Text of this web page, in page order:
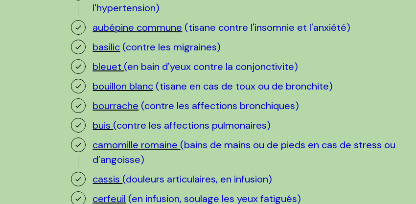
l'hypertension)
aubépine commune (tisane contre l'insomnie et l'anxiété)
basilic (contre les migraines)
bleuet (en bain d'yeux contre la conjonctivite)
bouillon blanc (tisane en cas de toux ou de bronchite)
bourrache (contre les affections bronchiques)
buis (contre les affections pulmonaires)
camomille romaine (bains de mains ou de pieds en cas de stress ou
d’angoisse)
cassis (douleurs articulaires, en infusion)
cerfeuil (en infusion, soulage les yeux fatigués)